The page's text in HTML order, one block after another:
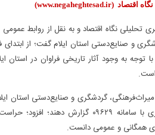
اقتصاد (www.negaheghtesad.ir)
تحلیلی نگاه اقتصاد و به نقل از روابط
توجه به وجود آثار تاریخی فراوان در
و در حوزه گردشگری با سامانه
همگانی و عمومی دانست.